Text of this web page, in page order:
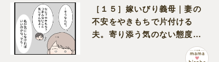
［１５］嫁いびり義母｜妻の
不安をやきもちで片付ける
夫。寄り添う気のない態度に